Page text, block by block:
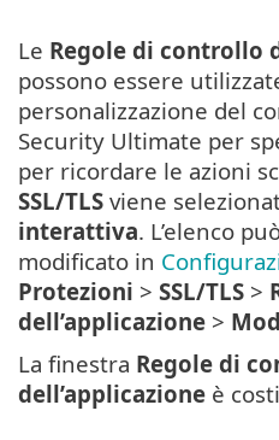
Le Regole di controllo
possono essere
personalizzazione del
Security Ultimate per
per ricordare le azioni
SSL/TLS viene
interattiva. L’elenco
modificato in
Protezioni > SSL/TLS >
dell’applicazione >
La finestra Regole di
dell’applicazione è